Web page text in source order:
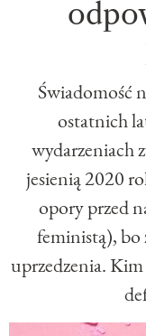
Świadomość
ostatnich
wydarzeniach
jesienią 2020
opory przed
feministą), bo
uprzedzenia. Kim